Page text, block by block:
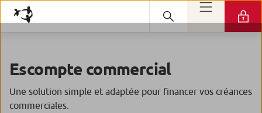
Escompte commercial
Une solution simple et adaptée pour financer vos créances
commerciales.